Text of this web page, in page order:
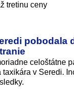
tretinu ceny
celoštátne
v Seredi.